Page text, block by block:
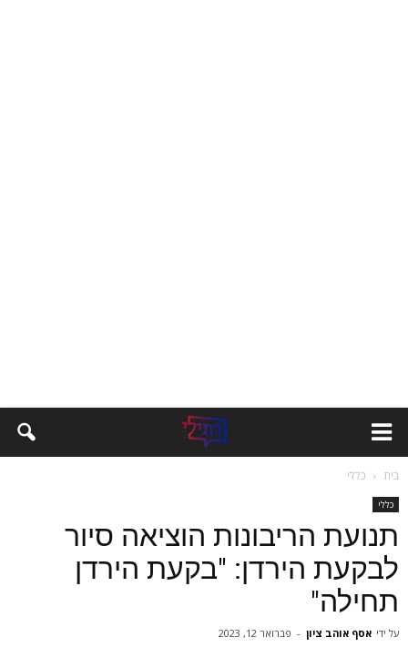
בית כללי
כללי
תנועת הריבונות הוציאה סיור
לבקעת הירדן: "בקעת הירדן
תחילה"
על ידי אסף אוהב ציון - פברואר 12, 2023